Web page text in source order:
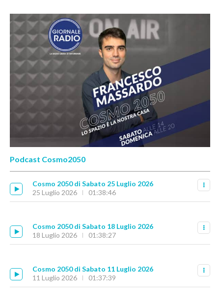
Podcast Cosmo2050
Cosmo 2050 di Sabato 25 Luglio 2026
25 Luglio 2026
01:38:46
Cosmo 2050 di Sabato 18 Luglio 2026
18 Luglio 2026
01:38:27
Cosmo 2050 di Sabato 11 Luglio 2026
11 Luglio 2026
01:37:39